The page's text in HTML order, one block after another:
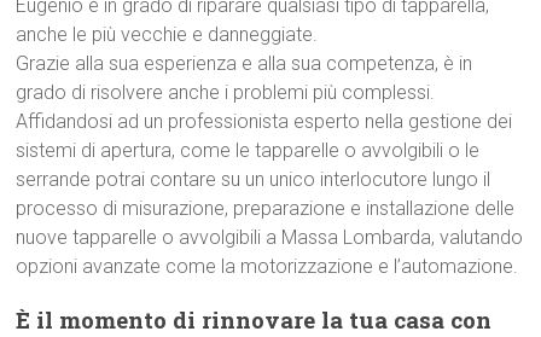
Eugenio è in grado di riparare qualsiasi tipo di tapparella,
anche le più vecchie e danneggiate.
Grazie alla sua esperienza e alla sua competenza, è in
grado di risolvere anche i problemi più complessi.
Affidandosi ad un professionista esperto nella gestione dei
sistemi di apertura, come le tapparelle o avvolgibili o le
serrande potrai contare su un unico interlocutore lungo il
processo di misurazione, preparazione e installazione delle
nuove tapparelle o avvolgibili a Massa Lombarda, valutando
opzioni avanzate come la motorizzazione e l’automazione.
È il momento di rinnovare la tua casa con